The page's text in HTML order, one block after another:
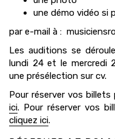
une démo vidéo si
par e-mail à :
Les auditions se
lundi 24 et le mercredi
une présélection sur cv.
Pour réserver vos billets
ici. Pour réserver vos
cliquez ici.